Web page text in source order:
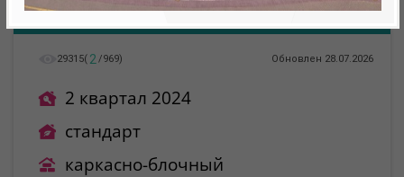
29315( 2 /969) Обновлен 28.07.2026
2 квартал 2024
стандарт
каркасно-блочный